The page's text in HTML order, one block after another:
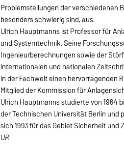
Problemstellungen der verschiedenen
besonders schwierig sind, aus.
Ulrich Hauptmanns ist Professor für
und Systemtechnik. Seine
Ingenieurberechnungen sowie der
internationalen und nationalen
in der Fachwelt einen hervorragenden
Mitglied der Kommission für
Ulrich Hauptmanns studierte von 1964
der Technischen Universität Berlin und
sich 1993 für das Gebiet Sicherheit
UR